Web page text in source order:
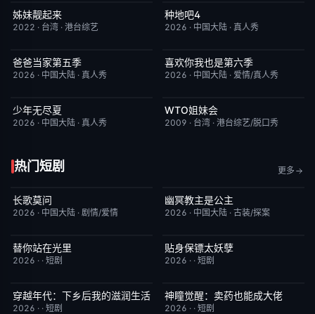
昨日更新
姊妹靓起来
2022 · 台湾 · 港台综艺
今日更新
种地吧4
2026 · 中国大陆 · 真人秀
今日更新
爸爸当家第五季
2026 · 中国大陆 · 真人秀
今日更新
喜欢你我也是第六季
2026 · 中国大陆 · 爱情/真人秀
今日更新
少年无尽夏
2026 · 中国大陆 · 真人秀
昨日更新
WTO姐妹会
2009 · 台湾 · 港台综艺/脱口秀
热门短剧 更多
已完结
长歌莫问
2026 · 中国大陆 · 剧情/爱情
已完结
幽冥教主是公主
2026 · 中国大陆 · 古装/探案
完结
替你站在光里
2026 · · 短剧
完结
贴身保镖太妖孽
2026 · · 短剧
完结 3.0
穿越年代：下乡后我的滋润生活
2026 · · 短剧
完结 7.0
神瞳觉醒：卖药也能成大佬
2026 · · 短剧